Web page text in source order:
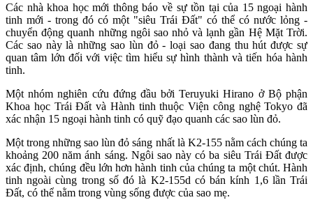
Các nhà khoa học mới thông báo về sự tồn tại của 15 ngoại hành
tinh mới - trong đó có một "siêu Trái Đất" có thể có nước lỏng -
chuyển động quanh những ngôi sao nhỏ và lạnh gần Hệ Mặt Trời.
Các sao này là những sao lùn đỏ - loại sao đang thu hút được sự
quan tâm lớn đối với việc tìm hiểu sự hình thành và tiến hóa hành
tinh.
Một nhóm nghiên cứu đứng đầu bởi Teruyuki Hirano ở Bộ phận
Khoa học Trái Đất và Hành tinh thuộc Viện công nghệ Tokyo đã
xác nhận 15 ngoại hành tinh có quỹ đạo quanh các sao lùn đỏ.
Một trong những sao lùn đỏ sáng nhất là K2-155 nằm cách chúng ta
khoảng 200 năm ánh sáng. Ngôi sao này có ba siêu Trái Đất được
xác định, chúng đều lớn hơn hành tinh của chúng ta một chút. Hành
tinh ngoài cùng trong số đó là K2-155d có bán kính 1,6 lần Trái
Đất, có thể nằm trong vùng sống được của sao mẹ.